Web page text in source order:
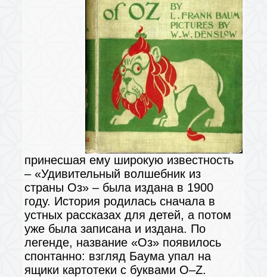
принесшая ему широкую известность
– «Удивительный волшебник из
страны Оз» – была издана в 1900
году. История родилась сначала в
устных рассказах для детей, а потом
уже была записана и издана. По
легенде, название «Оз» появилось
спонтанно: взгляд Баума упал на
ящики картотеки с буквами O–Z.